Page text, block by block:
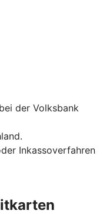
der Volksbank
Inkassoverfahren